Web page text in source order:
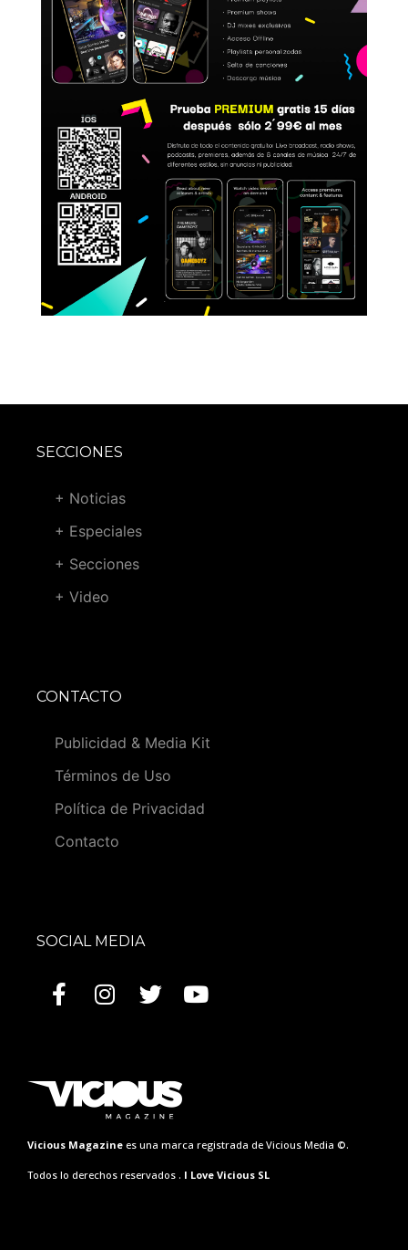
SECCIONES
+ Noticias
+ Especiales
+ Secciones
+ Video
CONTACTO
Publicidad & Media Kit
Términos de Uso
Política de Privacidad
Contacto
SOCIAL MEDIA
Vicious Magazine es una marca registrada de Vicious Media ©.
Todos lo derechos reservados . I Love Vicious SL